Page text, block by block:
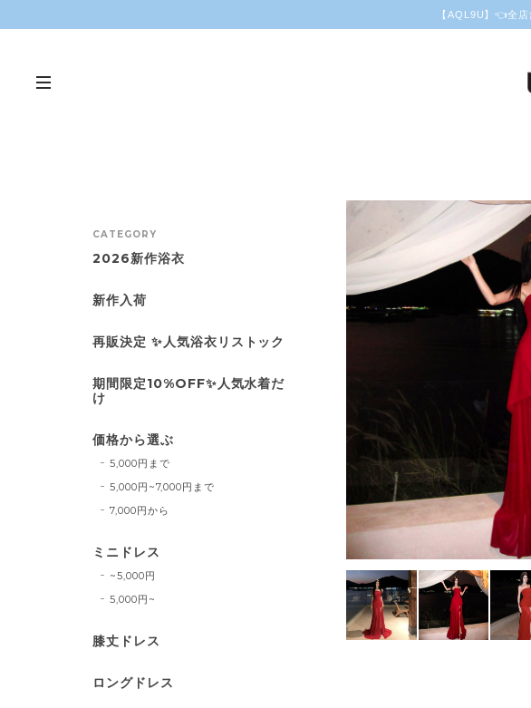
【AQL9U】👈全
CATEGORY
2026新作浴衣
新作入荷
再販決定 ✨人気浴衣リストック
期間限定10%OFF✨人気水着だ
け
価格から選ぶ
5,000円まで
5,000円~7,000円まで
7,000円から
ミニドレス
~5,000円
5,000円~
膝丈ドレス
ロングドレス